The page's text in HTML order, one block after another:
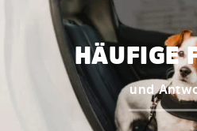
HÄUFIGE
und